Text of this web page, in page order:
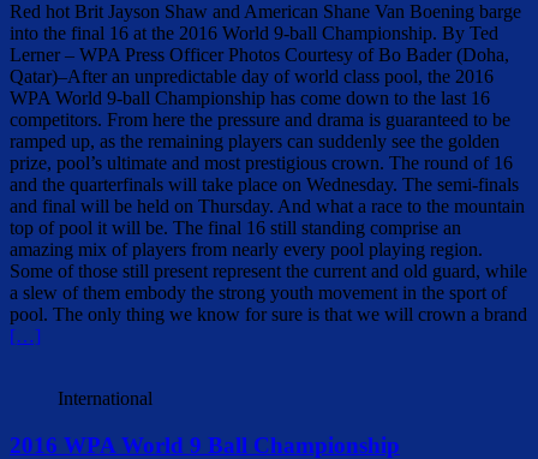
Red hot Brit Jayson Shaw and American Shane Van Boening barge
into the final 16 at the 2016 World 9-ball Championship. By Ted
Lerner – WPA Press Officer Photos Courtesy of Bo Bader (Doha,
Qatar)–After an unpredictable day of world class pool, the 2016
WPA World 9-ball Championship has come down to the last 16
competitors. From here the pressure and drama is guaranteed to be
ramped up, as the remaining players can suddenly see the golden
prize, pool’s ultimate and most prestigious crown. The round of 16
and the quarterfinals will take place on Wednesday. The semi-finals
and final will be held on Thursday. And what a race to the mountain
top of pool it will be. The final 16 still standing comprise an
amazing mix of players from nearly every pool playing region.
Some of those still present represent the current and old guard, while
a slew of them embody the strong youth movement in the sport of
pool. The only thing we know for sure is that we will crown a brand
[…]
International
2016 WPA World 9 Ball Championship